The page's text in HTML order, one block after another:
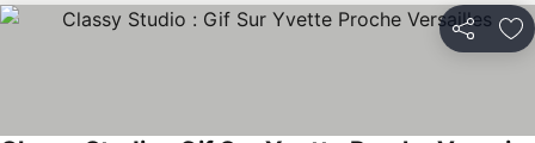
Partilhar